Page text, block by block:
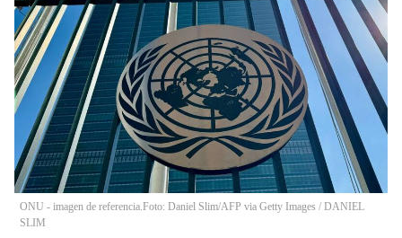
ONU - imagen de referencia.Foto: Daniel Slim/AFP via Getty Images / DANIEL
SLIM